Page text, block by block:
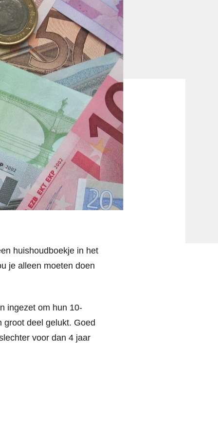
huishoudboekje in het
je alleen moeten doen
ingezet om hun 10-
deel gelukt. Goed
voor dan 4 jaar